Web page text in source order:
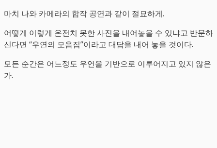
마치 나와 카메라의 합작 공연과 같이 절묘하게.
어떻게 이렇게 온전치 못한 사진을 내어놓을 수 있냐고 반문하
신다면 “우연의 모음집”이라고 대답을 내어 놓을 것이다.
모든 순간은 어느정도 우연을 기반으로 이루어지고 있지 않은
가.